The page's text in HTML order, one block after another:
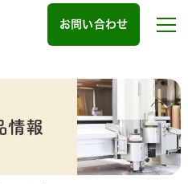
お問い合わせ
情報